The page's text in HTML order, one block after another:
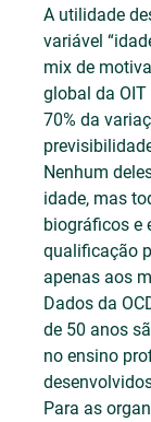
A utilidade
variável
mix de
global da
70% da
Nenhum
idade, mas
biográficos e
qualificação
apenas aos
Dados da
de 50 anos
no ensino
Para as